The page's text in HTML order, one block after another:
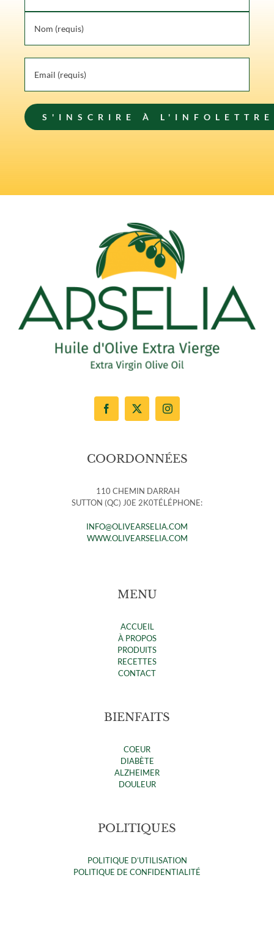
COORDONNÉES
110 CHEMIN DARRAH
SUTTON (QC) J0E 2K0TÉLÉPHONE:
INFO@OLIVEARSELIA.COM
WWW.OLIVEARSELIA.COM
MENU
ACCUEIL
À PROPOS
PRODUITS
RECETTES
CONTACT
BIENFAITS
COEUR
DIABÈTE
ALZHEIMER
DOULEUR
POLITIQUES
POLITIQUE D’UTILISATION
POLITIQUE DE CONFIDENTIALITÉ